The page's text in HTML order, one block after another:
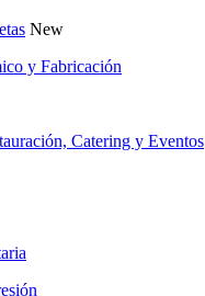
New
y Fabricación
Catering y Eventos